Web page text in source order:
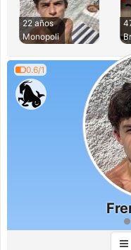
22 años
Monopoli
0.6/1